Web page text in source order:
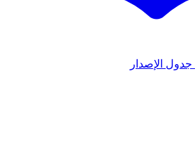
جدول الإصدار